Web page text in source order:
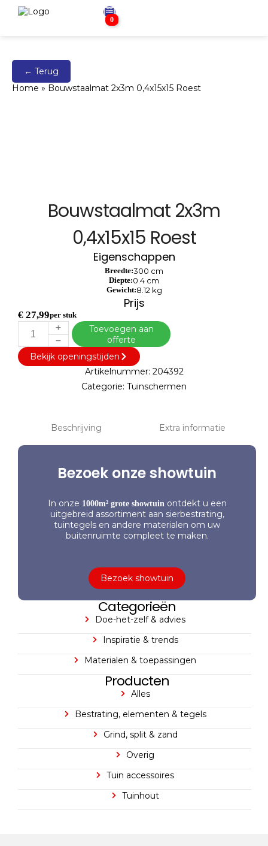
0
← Terug
Home » Bouwstaalmat 2x3m 0,4x15x15 Roest
Bouwstaalmat 2x3m
0,4x15x15 Roest
Eigenschappen
Breedte:300 cm
Diepte:0.4 cm
Gewicht:8.12 kg
Prijs
€ 27,99per stuk
Toevoegen aan
offerte
Bekijk openingstijden
Artikelnummer: 204392
Categorie: Tuinschermen
Beschrijving Extra informatie
Bezoek onze showtuin
In onze 1000m² grote showtuinontdekt u een
uitgebreid assortiment aan sierbestrating,
tuintegels en andere materialen om uw
buitenruimte compleet te maken.
Bezoek showtuin
Categorieën
Doe-het-zelf & advies
Inspiratie & trends
Materialen & toepassingen
Producten
Alles
Bestrating, elementen & tegels
Grind, split & zand
Overig
Tuin accessoires
Tuinhout